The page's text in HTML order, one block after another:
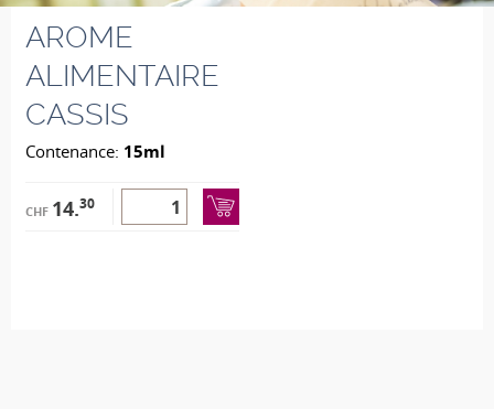
AROME
ALIMENTAIRE
CASSIS
Contenance: 15ml
CHF 14.30